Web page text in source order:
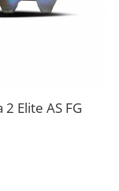
Elite AS FG